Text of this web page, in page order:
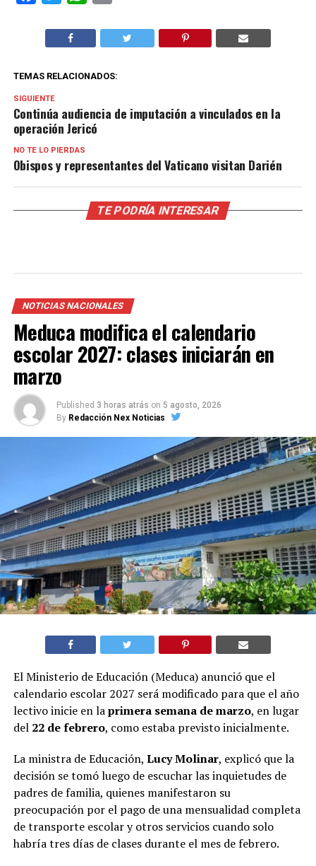
TEMAS RELACIONADOS:
SIGUIENTE
Continúa audiencia de imputación a vinculados en la
operación Jericó
NO TE LO PIERDAS
Obispos y representantes del Vaticano visitan Darién
TE PODRÍA INTERESAR
NOTICIAS NACIONALES
Meduca modifica el calendario
escolar 2027: clases iniciarán en
marzo
Published 3 horas atrás on 5 agosto, 2026
By Redacción Nex Noticias
El Ministerio de Educación (Meduca) anunció que el
calendario escolar 2027 será modificado para que el año
lectivo inicie en laprimera semana de marzo, en lugar
del 22 de febrero, como estaba previsto inicialmente.
La ministra de Educación, Lucy Molinar, explicó que la
decisión se tomó luego de escuchar las inquietudes de
padres de familia, quienes manifestaron su
preocupación por el pago de una mensualidad completa
de transporte escolar y otros servicios cuando solo
habría tres días de clases durante el mes de febrero.